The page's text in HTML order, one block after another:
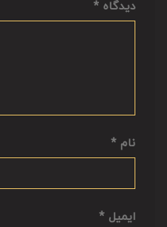
دیدگاه *
نام *
ایمیل *